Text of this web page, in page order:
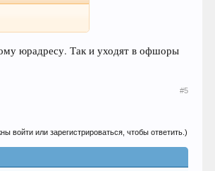
юрадресу. Так и уходят в офшоры
#5
войти или зарегистрироваться, чтобы ответить.)